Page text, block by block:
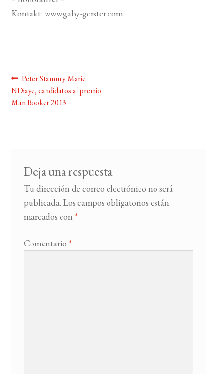
CONTACTO
Kontakt: www.gaby-gerster.com
Navegación
de
Anterior:
Peter Stamm y Marie
NDiaye, candidatos al premio
Man Booker 2013
Deja una respuesta
Tu dirección de correo electrónico no será
publicada. Los campos obligatorios están
marcados con *
Comentario *